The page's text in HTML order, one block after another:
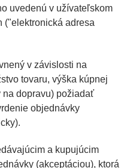
uvedenú v užívateľskom
("elektronická adresa
v závislosti na
tovaru, výška kúpnej
dopravu) požiadať
objednávky
a kupujúcim
(akceptáciou), ktorá